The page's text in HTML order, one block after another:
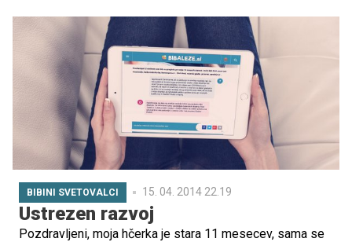
Vljudno vas prosim, da mi svetujete ...
BIBINI SVETOVALCI 15. 04. 2014 22.19
Ustrezen razvoj
Pozdravljeni, moja hčerka je stara 11 mesecev, sama se